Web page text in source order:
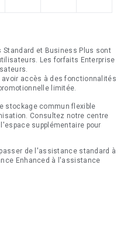
et Business Plus sont
Les forfaits Enterprise
avoir accès à des fonctionnalités
limitée.
stockage commun flexible
Consultez notre centre
supplémentaire pour
de l'assistance standard à
Enhanced à l'assistance